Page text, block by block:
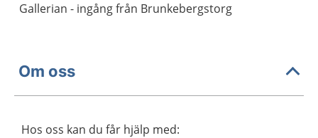
Gallerian - ingång från Brunkebergstorg
Om oss
Hos oss kan du får hjälp med: